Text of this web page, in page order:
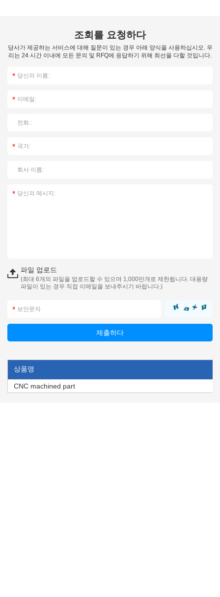
조회를 요청하다
당사가 제공하는 서비스에 대해 질문이 있는 경우 아래 양식을 사용하십시오. 우
리는 24 시간 이내에 모든 문의 및 RFQ에 응답하기 위해 최선을 다할 것입니다.
파일 업로드
(최대 6개의 파일을 업로드할 수 있으며 1,000만개로 제한됩니다. 대용량
파일이 있는 경우 직접 이메일을 보내주시기 바랍니다.)
상품명
CNC machined part